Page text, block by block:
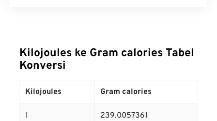
Kilojoules ke Gram calories Tabel
Konversi
Kilojoules Gram calories
1 239.0057361